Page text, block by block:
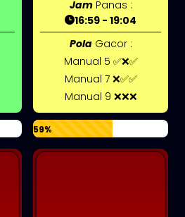
JamPanas :
16:59 - 19:04
PolaGacor :
Manual 5 ✅❌✅
Manual 7 ❌✅✅
Manual 9 ❌❌❌
59%